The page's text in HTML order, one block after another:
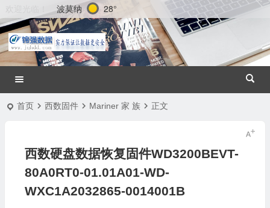
波莫纳 28°
首页 西数固件 Mariner 家 族 正文
西数硬盘数据恢复固件WD3200BEVT-
80A0RT0-01.01A01-WD-
WXC1A2032865-0014001B